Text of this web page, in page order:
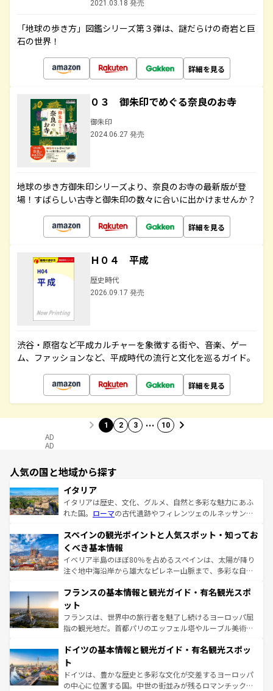
2021.03.18 発売
「地球の歩き方」図鑑シリーズ第３弾は、謎だらけの奇岩と巨
石の世界！
詳細を見る
０３ 御朱印でめぐる奈良のお寺
御朱印
2024.06.27 発売
地球の歩き方御朱印シリーズより、奈良のお寺の最新版が登
場！すばらしい古寺と御朱印の数々に合いに出かけませんか？
詳細を見る
Ｈ０４ 平成
歴史時代
2026.09.17 発売
渋谷・原宿など平成カルチャーを象徴する街や、音楽、ゲー
ム、ファッションなど、平成時代の流行と文化を巡るガイド。
詳細を見る
1 2 3 … 10
AD
AD
人気の国と地域から探す
イタリア
イタリアは歴史、文化、グルメ、自然と多彩な魅力にあふ
れた国。 ローマの古代遺跡やフィレンツェのルネッサンス
ろん、トスカーナの美しい田園風景やアマルフィ海岸の絶
景など、自然景観も見逃せない。観光の合間には、本場の
ピザやパスタなど、絶品のイタリア料理を堪能することも
できる。朝目覚めてから夜眠るまで、すべての瞬間を楽し
なお、新着のイタリア情報はコンテンツ一覧を参照してほ
しい。
スペインの観光ポイントと人気スポット・知ってお
くべき基本情報
イベリア半島のほぼ80％を占めるスペインは、太陽が降り
注ぐ地中海沿岸から雄大なピレネー山脈まで、多彩な自然
文化が根付くこの国では、情熱的なフラメンコ、熱気あふ
れる闘牛、そして美味しいタパスが生活の一部となってい
る。首都マドリードの洗練された雰囲気や、バルセロナの
アートに溢れた街角から、地方では古代ローマ遺跡や中世
せる。地方によって風土や気候が異なるスペインはその個
ンテンツ一覧 を参照してほしい。
フランスの基本情報と観光ガイド・有名観光スポ
ット
フランスは、世界中の旅行者を魅了し続けるヨーロッパ屈
指の観光地だ。首都パリのエッフェル塔やルーブル美術館
で、幅広い魅力が詰まっている。華麗な宮殿、歴史的な大
聖堂、美しいビーチ、そして豊かな自然が、訪れる者を心
から魅了する。また、フランスは美食の国としても知ら
れ、フランス料理はユネスコ無形文化遺産にも登録されて
ドイツの基本情報と観光ガイド・有名観光スポッ
ト
ドイツは、豊かな歴史と多彩な文化が交差するヨーロッパ
の中心に位置する国。中世の街並みが残るロマンチック街